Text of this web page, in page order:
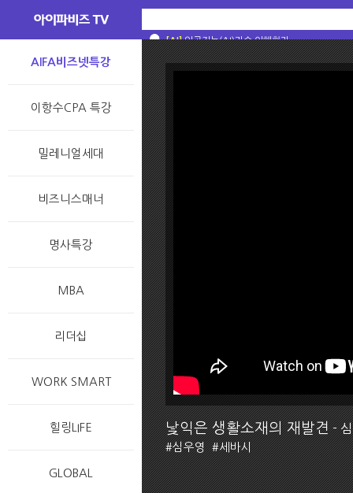
AIFA비즈넷특강
이항수CPA 특강
밀레니얼세대
비즈니스매너
명사특강
MBA
리더십
WORK SMART
힐링LIFE
GLOBAL
[AI]인공지능(AI)기술 이해하기
낯익은 생활소재의 재발견- 심
#심우영#세바시